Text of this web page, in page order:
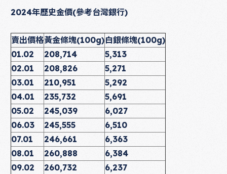
2024年歷史金價(參考台灣銀行)
賣出價格黃金條塊(100g)白銀條塊(100g)
01.02
208,714
5,313
02.01
208,826
5,271
03.01
210,951
5,292
04.01
235,732
5,691
05.02
245,039
6,027
06.03
245,555
6,510
07.01
246,661
6,363
08.01
260,888
6,384
09.02
260,732
6,237